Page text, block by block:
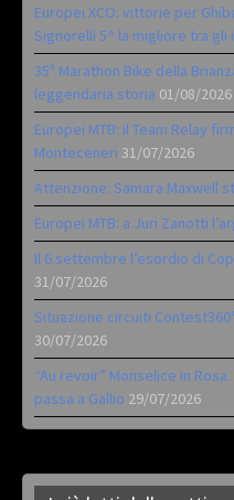
Europei XCO: vittorie per
Signorelli 5^ la migliore tra gli
35ª Marathon Bike della
leggendaria storia 01/08/2026
Europei MTB: il Team Relay
Monteceneri 31/07/2026
Attenzione: Samara Maxwell
Europei MTB: a Juri Zanotti
Il 6 settembre l’esordio di
31/07/2026
Situazione circuiti
30/07/2026
“Au revoir” Monselice in
passa a Gallio 29/07/2026